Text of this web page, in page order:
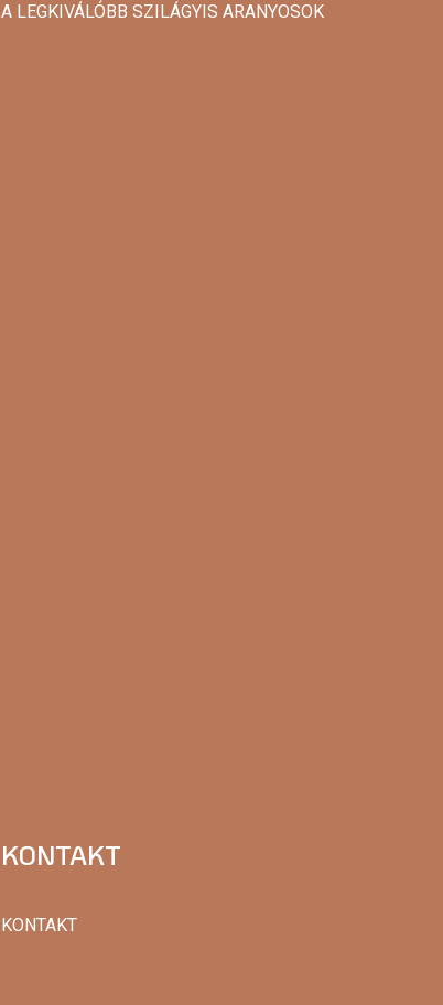
A LEGKIVÁLÓBB SZILÁGYIS ARANYOSOK
KONTAKT
KONTAKT